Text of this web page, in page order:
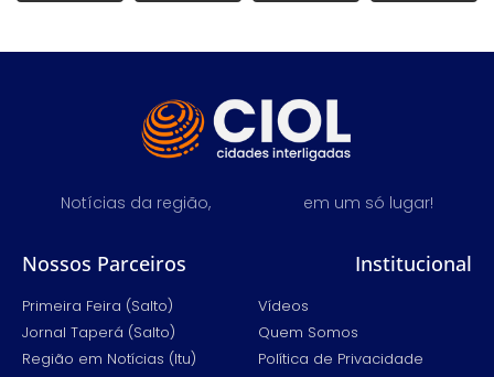
Notícias da região, em um só lugar!
Nossos Parceiros
Primeira Feira (Salto)
Jornal Taperá (Salto)
Região em Notícias (Itu)
Institucional
Vídeos
Quem Somos
Política de Privacidade